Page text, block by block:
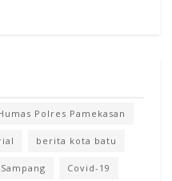
Polres Pamekasan
berita kota batu
Covid-19